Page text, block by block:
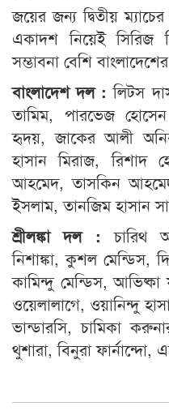
জয়ের জন্য দ্বিতীয়
একাদশ নিয়েই সিরিজ
সম্ভাবনা বেশি
বাংলাদেশ দল : লিটস
তামিম, পারভেজ
হৃদয়, জাকের আলী
হাসান মিরাজ, রিশাদ
আহমেদ, তাসকিন
ইসলাম, তানজিম হাসান
শ্রীলঙ্কা দল : চারিথ
নিশাঙ্কা, কুশল মেন্ডিস,
কামিন্দু মেন্ডিস, আভিষ্কা
ওয়েলালাগে, ওয়ানিন্দু
ভান্ডারসি, চামিকা
থুশারা, বিনুরা ফার্নান্দো,